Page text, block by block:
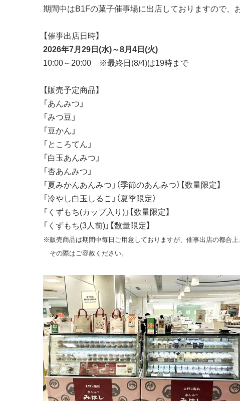
期間中はB1Fの菓子催事場に出店しておりますので、
【催事出店日時】
2026年7月29日(水)～8月4日(火)
10:00～20:00 ※最終日(8/4)は19時まで
【販売予定商品】
「あんみつ」
「みつ豆」
「豆かん」
「ところてん」
「白玉あんみつ」
「杏あんみつ」
「夏みかんあんみつ」（季節のあんみつ）【数量限定】
「冷やし白玉しるこ」（夏季限定）
「くずもち(カップ入り)」【数量限定】
「くずもち(3人前)」【数量限定】
※販売商品は期間中毎日ご用意しておりますが、催事出店の都合
その際はご容赦ください。